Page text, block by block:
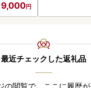
9,000
最近チェックした返礼品